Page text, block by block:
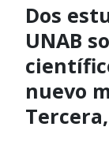
Dos
UNAB
nuevo